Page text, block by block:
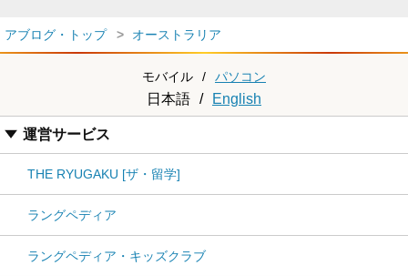
アブログ・トップ オーストラリア
モバイル / パソコン
日本語 / English
運営サービス
THE RYUGAKU [ザ・留学]
ラングペディア
ラングペディア・キッズクラブ